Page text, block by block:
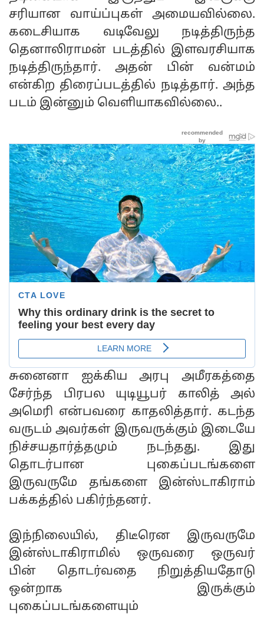
சரியான வாய்ப்புகள் அமையவில்லை.
கடைசியாக வடிவேலு நடித்திருந்த
தெனாலிராமன் படத்தில் இளவரசியாக
நடித்திருந்தார். அதன் பின் வன்மம்
என்கிற திரைப்படத்தில் நடித்தார். அந்த
படம் இன்னும் வெளியாகவில்லை..
சுனைனா ஐக்கிய அரபு அமீரகத்தை
சேர்ந்த பிரபல யுடியூபர் காலித் அல்
அமெரி என்பவரை காதலித்தார். கடந்த
வருடம் அவர்கள் இருவருக்கும் இடையே
நிச்சயதார்த்தமும் நடந்தது. இது
தொடர்பான புகைப்படங்களை
இருவருமே தங்களை இன்ஸ்டாகிராம்
பக்கத்தில் பகிர்ந்தனர்.
இந்நிலையில், திடீரென இருவருமே
இன்ஸ்டாகிராமில் ஒருவரை ஒருவர்
பின் தொடர்வதை நிறுத்தியதோடு
ஒன்றாக இருக்கும்
புகைப்படங்களையும்